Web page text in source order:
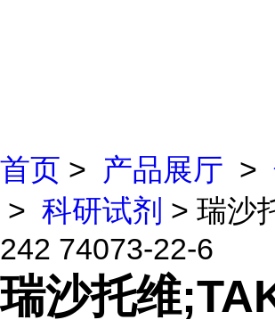
首页 > 产品展厅 >
> 科研试剂 > 瑞沙
242 74073-22-6
瑞沙托维